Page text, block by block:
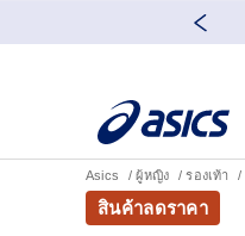
Asics ผู้หญิง รองเท้า
สินค้าลดราคา